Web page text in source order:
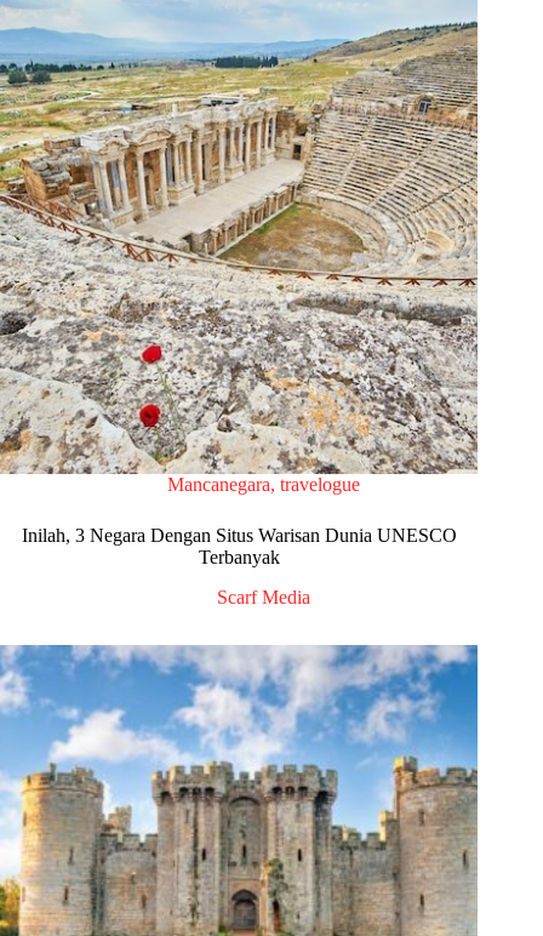
Mancanegara, travelogue
Inilah, 3 Negara Dengan Situs Warisan Dunia UNESCO
Terbanyak
Scarf Media